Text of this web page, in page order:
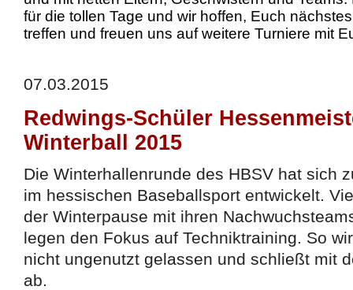
für die tollen Tage und wir hoffen, Euch
treffen und freuen uns auf weitere Turniere mit
07.03.2015
Redwings-Schüler
Winterball 2015
Die Winterhallenrunde des HBSV hat sich
im hessischen Baseballsport entwickelt.
der Winterpause mit ihren
legen den Fokus auf Techniktraining. So
nicht ungenutzt gelassen und schließt mit
ab.